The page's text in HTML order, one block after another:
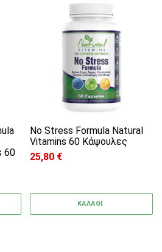
60
No Stress Formula Natural
Vitamins 60 Κάψουλες
25,80 €
ΚΑΛΑΘΙ
πολλαπλές